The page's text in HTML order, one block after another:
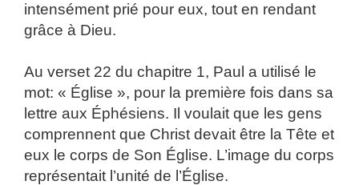
intensément prié pour eux, tout en rendant
grâce à Dieu.
Au verset 22 du chapitre 1, Paul a utilisé le
mot: « Église », pour la première fois dans sa
lettre aux Éphésiens. Il voulait que les gens
comprennent que Christ devait être la Tête et
eux le corps de Son Église. L’image du corps
représentait l’unité de l’Église.